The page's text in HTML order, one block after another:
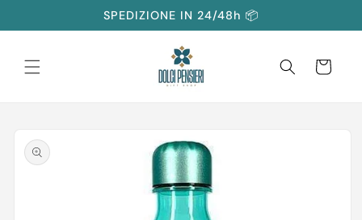
ai contenuti
SPEDIZIONE IN 24/48h 📦
Carrello
informazioni
sul prodotto